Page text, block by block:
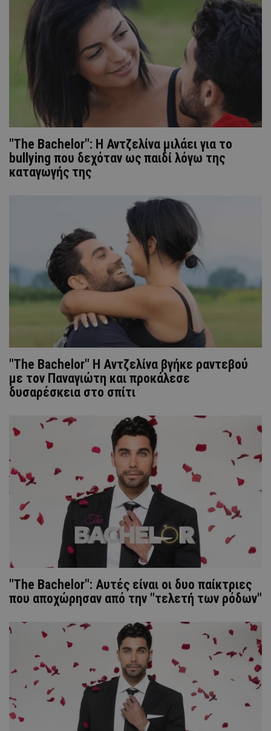
"The Bachelor": Η Αντζελίνα μιλάει για το
bullying που δεχόταν ως παιδί λόγω της
καταγωγής της
"The Bachelor" H Aντζελίνα βγήκε ραντεβού
με τον Παναγιώτη και προκάλεσε
δυσαρέσκεια στο σπίτι
"Τhe Bachelor": Αυτές είναι οι δυο παίκτριες
που αποχώρησαν από την "τελετή των ρόδων"